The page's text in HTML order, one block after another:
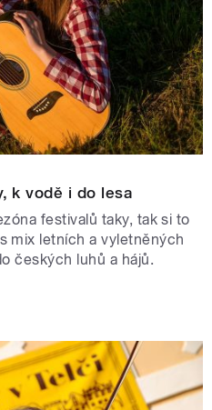
k vodě i do lesa
festivalů taky, tak si to
mix letních a vyletněných
českých luhů a hájů.